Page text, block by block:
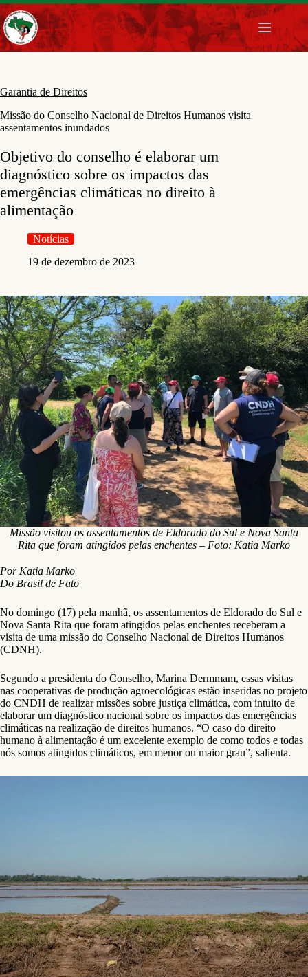
Pular
para
o
conteúdo
Garantia de Direitos
Missão do Conselho Nacional de Direitos Humanos visita
assentamentos inundados
Objetivo do conselho é elaborar um
diagnóstico sobre os impactos das
emergências climáticas no direito à
alimentação
Notícias
19 de dezembro de 2023
Missão visitou os assentamentos de Eldorado do Sul e Nova Santa
Rita que foram atingidos pelas enchentes – Foto: Katia Marko
Por Katia Marko
Do Brasil de Fato
No domingo (17) pela manhã, os assentamentos de Eldorado do Sul e
Nova Santa Rita que foram atingidos pelas enchentes receberam a
visita de uma missão do Conselho Nacional de Direitos Humanos
(CDNH).
Segundo a presidenta do Conselho, Marina Dermmam, essas visitas
nas cooperativas de produção agroecológicas estão inseridas no projeto
do CNDH de realizar missões sobre justiça climática, com intuito de
elaborar um diagnóstico nacional sobre os impactos das emergências
climáticas na realização de direitos humanos. “O caso do direito
humano à alimentação é um excelente exemplo de como todos e todas
nós somos atingidos climáticos, em menor ou maior grau”, salienta.